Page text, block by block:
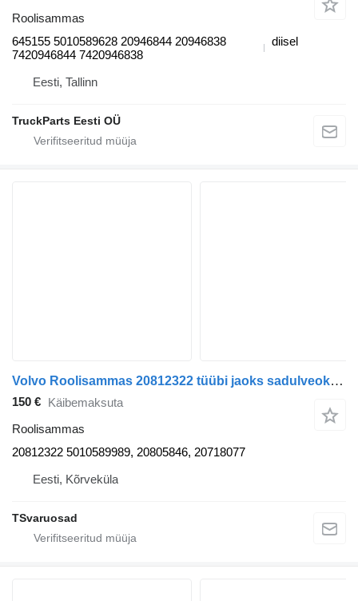
Roolisammas
645155 5010589628 20946844 20946838
7420946844 7420946838
diisel
Eesti, Tallinn
TruckParts Eesti OÜ
Volvo Roolisammas 20812322 tüübi jaoks sadulveoki Volvo FL-240
150 € Käibemaksuta
Roolisammas
20812322 5010589989, 20805846, 20718077
Eesti, Kõrveküla
TSvaruosad